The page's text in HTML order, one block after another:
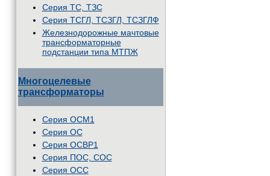
Серия ТС, ТЗС
Серия ТСГЛ, ТСЗГЛ, ТСЗГЛФ
Железнодорожные мачтовые
трансформаторные
подстанции типа МТПЖ
Многоцелевые
трансформаторы
Серия ОСМ1
Серия ОС
Серия ОСВР1
Серия ПОС, СОС
Серия ОСС